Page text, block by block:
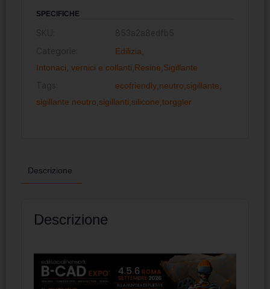
SPECIFICHE
Edilizia
Intonaci, vernici e collanti Resine Sigillante
ecofriendly neutro sigillante
sigillante neutro sigillanti silicone torggler
Descrizione
Descrizione